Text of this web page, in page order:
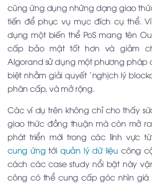
cũng ứng dụng những dạng giao
tiến để phục vụ mục đích cụ thể.
dụng một biến thể PoS mang tên
cấp bảo mật tốt hơn và giảm
Algorand sử dụng một phương pháp
biệt nhằm giải quyết 'nghịch lý
phân cấp, và mở rộng.
Các ví dụ trên không chỉ cho thấy
giao thức đồng thuận mà còn mở
phát triển mới trong các lĩnh vực
cung ứng tới quản lý dữ liệu công
cách các case study nổi bật này
công có thể cung cấp góc nhìn giá